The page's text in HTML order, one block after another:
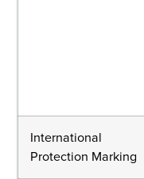
International
Protection Marking